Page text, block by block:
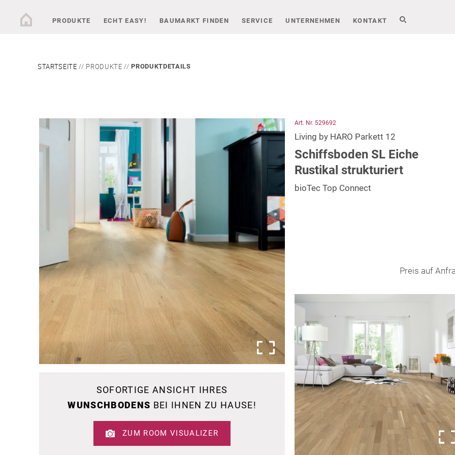
PRODUKTE ECHT EASY! BAUMARKT FINDEN SERVICE UNTERNEHMEN KONTAKT
STARTSEITE PRODUKTE PRODUKTDETAILS
SOFORTIGE ANSICHT IHRES
WUNSCHBODENS BEI IHNEN ZU HAUSE!
ZUM ROOM VISUALIZER
Art. Nr. 529692
Living by HARO Parkett 12
Schiffsboden SL Eiche
Rustikal strukturiert
bioTec Top Connect
Preis auf